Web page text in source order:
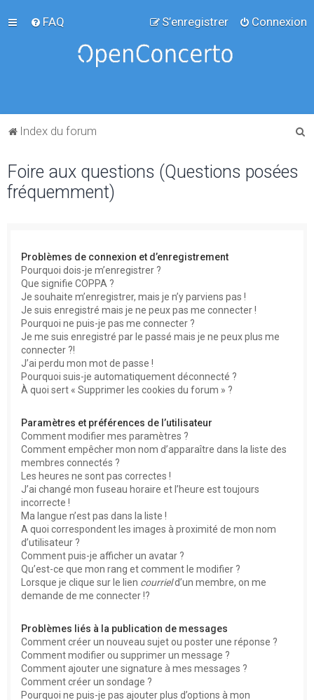
FAQ Connexion
S’enregistrer
Index du forum
Foire aux questions (Questions posées
fréquemment)
Problèmes de connexion et d’enregistrement
Pourquoi dois-je m’enregistrer ?
Que signifie COPPA ?
Je souhaite m’enregistrer, mais je n’y parviens pas !
Je suis enregistré mais je ne peux pas me connecter !
Pourquoi ne puis-je pas me connecter ?
Je me suis enregistré par le passé mais je ne peux plus me
connecter ?!
J’ai perdu mon mot de passe !
Pourquoi suis-je automatiquement déconnecté ?
À quoi sert « Supprimer les cookies du forum » ?
Paramètres et préférences de l’utilisateur
Comment modifier mes paramètres ?
Comment empêcher mon nom d’apparaître dans la liste des
membres connectés ?
Les heures ne sont pas correctes !
J’ai changé mon fuseau horaire et l’heure est toujours
incorrecte !
Ma langue n’est pas dans la liste !
A quoi correspondent les images à proximité de mon nom
d’utilisateur ?
Comment puis-je afficher un avatar ?
Qu’est-ce que mon rang et comment le modifier ?
Lorsque je clique sur le lien courrield’un membre, on me
demande de me connecter !?
Problèmes liés à la publication de messages
Comment créer un nouveau sujet ou poster une réponse ?
Comment modifier ou supprimer un message ?
Comment ajouter une signature à mes messages ?
Comment créer un sondage ?
Pourquoi ne puis-je pas ajouter plus d’options à mon